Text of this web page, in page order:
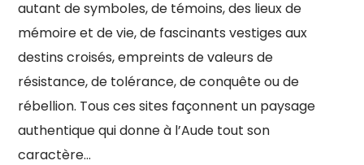
autant de symboles, de témoins, des lieux de
mémoire et de vie, de fascinants vestiges aux
destins croisés, empreints de valeurs de
résistance, de tolérance, de conquête ou de
rébellion. Tous ces sites façonnent un paysage
authentique qui donne à l’Aude tout son
caractère…